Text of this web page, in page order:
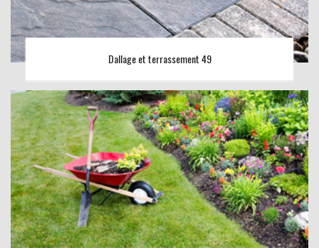
Dallage et terrassement 49